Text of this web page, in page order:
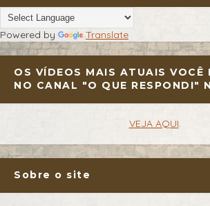
Powered by Translate
OS VÍDEOS MAIS ATUAIS VOCÊ
NO CANAL "O QUE RESPONDI"
VEJA AQUI.
Sobre o site